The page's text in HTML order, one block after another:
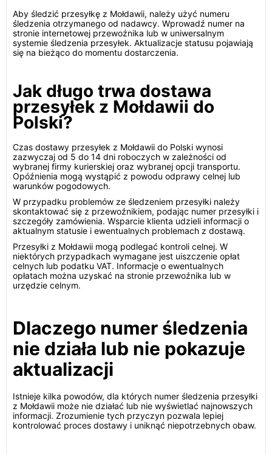
Aby śledzić przesyłkę z Mołdawii, należy użyć numeru
śledzenia otrzymanego od nadawcy. Wprowadź numer na
stronie internetowej przewoźnika lub w uniwersalnym
systemie śledzenia przesyłek. Aktualizacje statusu pojawiają
się na bieżąco do momentu dostarczenia.
Jak długo trwa dostawa
przesyłek z Mołdawii do
Polski?
Czas dostawy przesyłek z Mołdawii do Polski wynosi
zazwyczaj od 5 do 14 dni roboczych w zależności od
wybranej firmy kurierskiej oraz wybranej opcji transportu.
Opóźnienia mogą wystąpić z powodu odprawy celnej lub
warunków pogodowych.
W przypadku problemów ze śledzeniem przesyłki należy
skontaktować się z przewoźnikiem, podając numer przesyłki i
szczegóły zamówienia. Wsparcie klienta udzieli informacji o
aktualnym statusie i ewentualnych problemach z dostawą.
Przesyłki z Mołdawii mogą podlegać kontroli celnej. W
niektórych przypadkach wymagane jest uiszczenie opłat
celnych lub podatku VAT. Informacje o ewentualnych
opłatach można uzyskać na stronie przewoźnika lub w
urzędzie celnym.
Dlaczego numer śledzenia
nie działa lub nie pokazuje
aktualizacji
Istnieje kilka powodów, dla których numer śledzenia przesyłki
z Mołdawii może nie działać lub nie wyświetlać najnowszych
informacji. Zrozumienie tych przyczyn pozwala lepiej
kontrolować proces dostawy i uniknąć niepotrzebnych obaw.